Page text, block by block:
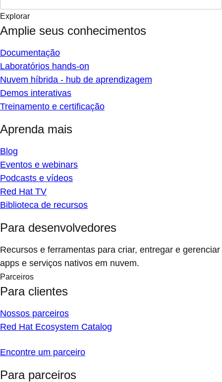
Explorar
Amplie seus conhecimentos
Documentação
Laboratórios hands-on
Nuvem híbrida - hub de aprendizagem
Demos interativas
Treinamento e certificação
Aprenda mais
Blog
Eventos e webinars
Podcasts e vídeos
Red Hat TV
Biblioteca de recursos
Para desenvolvedores
Recursos e ferramentas para criar, entregar e gerenciar
apps e serviços nativos em nuvem.
Parceiros
Para clientes
Nossos parceiros
Red Hat Ecosystem Catalog
Encontre um parceiro
Para parceiros